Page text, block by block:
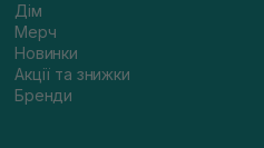
Дім
Мерч
Новинки
Акції та знижки
Бренди